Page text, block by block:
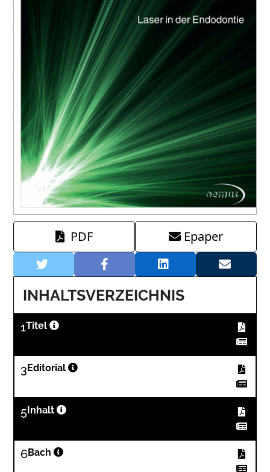
PDF Epaper
INHALTSVERZEICHNIS
1Titel
3 Editorial
5 Inhalt
6Bach